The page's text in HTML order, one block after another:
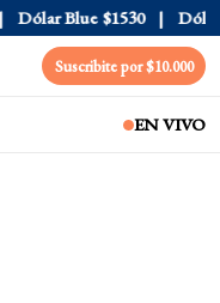
Blue $1530 Dólar
Suscribite por $10.000
EN VIVO